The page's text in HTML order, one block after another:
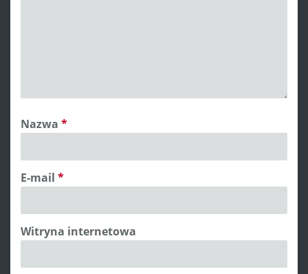
Nazwa *
E-mail *
Witryna internetowa